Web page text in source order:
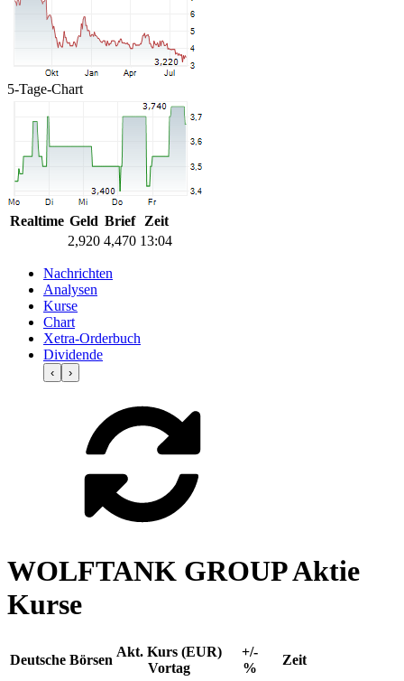
5-Tage-Chart
Realtime Geld Brief
Zeit
2,920 4,470 13:04
Nachrichten
Analysen
Kurse
Chart
Xetra-Orderbuch
Dividende
‹ ›
WOLFTANK GROUP Aktie
Kurse
Deutsche Börsen
Akt. Kurs (EUR)
Vortag
+/-
%
Zeit